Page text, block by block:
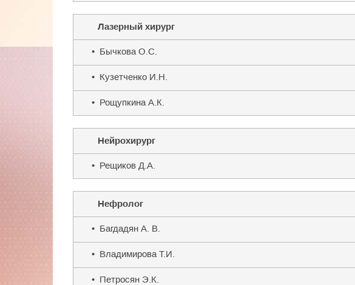
Лазерный хирург
• Бычкова О.С.
• Кузетченко И.Н.
• Рощупкина А.К.
Нейрохирург
• Рещиков Д.А.
Нефролог
• Багдадян А. В.
• Владимирова Т.И.
• Петросян Э.К.